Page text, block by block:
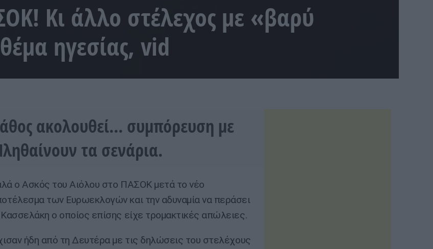
Κι άλλο στέλεχος με «βαρύ
ηγεσίας, vid
ακολουθεί... συμπόρευση με
τα σενάρια.
ο Ασκός του Αιόλου στο ΠΑΣΟΚ μετά το νέο
των Ευρωεκλογών και την αδυναμία να περάσει
ο οποίος επίσης είχε τρομακτικές απώλειες.
ήδη από τη Δευτέρα με τις δηλώσεις του στελέχους